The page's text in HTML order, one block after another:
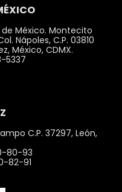
México. Montecito
Nápoles, C.P. 03810
México, CDMX.
5337
C.P. 37297, León,
80-93
82-91